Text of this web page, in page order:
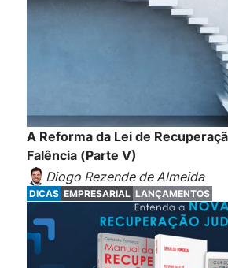
A Reforma da Lei de
Falência (Parte V)
Diogo Rezende de Almeida
DICAS EMPRESARIAL LANÇAMENTOS